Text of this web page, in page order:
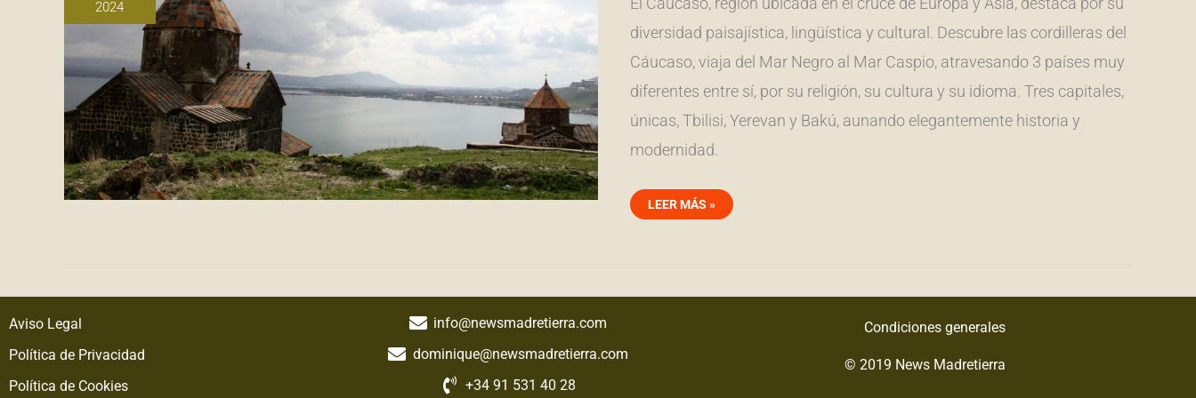
2024
diversidad paisajística, lingüística y cultural. Descubre las cordilleras del
Cáucaso, viaja del Mar Negro al Mar Caspio, atravesando 3 países muy
diferentes entre sí, por su religión, su cultura y su idioma. Tres capitales,
únicas, Tbilisi, Yerevan y Bakú, aunando elegantemente historia y
modernidad.
LEER MÁS »
Aviso Legal
Política de Privacidad
Política de Cookies
info@newsmadretierra.com
dominique@newsmadretierra.com
+34 91 531 40 28
Condiciones generales
© 2019 News Madretierra